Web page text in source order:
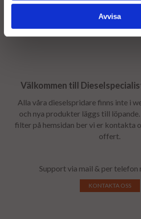
Avvisa
dieselspecialisten efter bytet.
Välkommen till
Alla våra dieselspridare finns inte i
och nya produkter läggs till
filter på hemsidan ber vi er kontakta
offert.
Support via mail & per telefon
KONTAKTA OSS